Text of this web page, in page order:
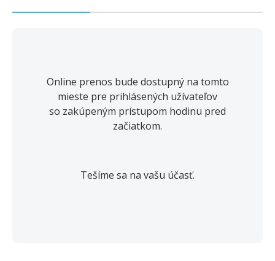
Online prenos bude dostupný na tomto
mieste pre prihlásených užívateľov
so zakúpeným prístupom hodinu pred
začiatkom.
Tešíme sa na vašu účasť.